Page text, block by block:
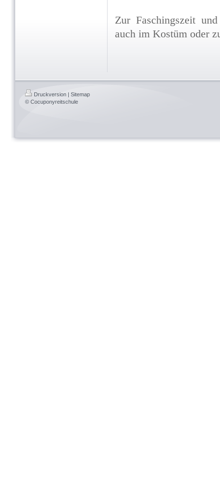
Zur Faschingszeit
auch im Kostüm oder
Druckversion | Sitemap
© Cocuponyreitschule